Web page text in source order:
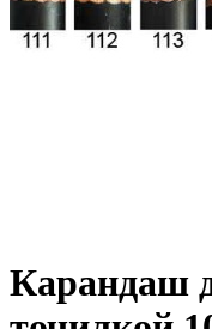
Карандаш